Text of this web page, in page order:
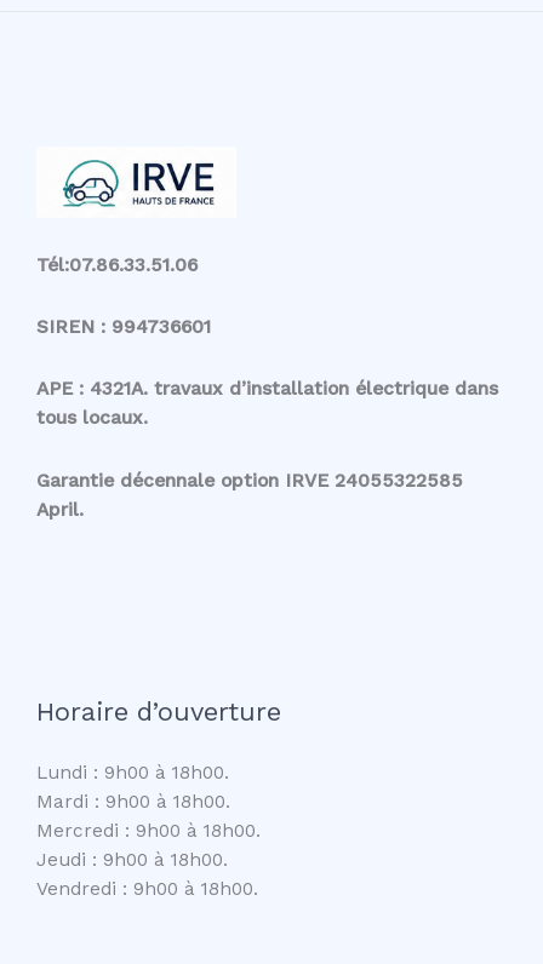
Tél:07.86.33.51.06
SIREN : 994736601
APE : 4321A. travaux d’installation électrique dans
tous locaux.
Garantie décennale option IRVE 24055322585
April.
Horaire d’ouverture
Lundi : 9h00 à 18h00.
Mardi : 9h00 à 18h00.
Mercredi : 9h00 à 18h00.
Jeudi : 9h00 à 18h00.
Vendredi : 9h00 à 18h00.